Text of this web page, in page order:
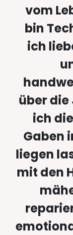
vom
bin
ich
über die
ich
Gaben
liegen
mit den